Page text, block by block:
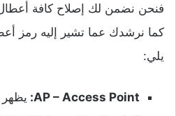
فنحن نضمن لك إصلاح كافة أعطال
كما نرشدك عما تشير إليه رمز
يلي:
AP – Access Point
: يظهر